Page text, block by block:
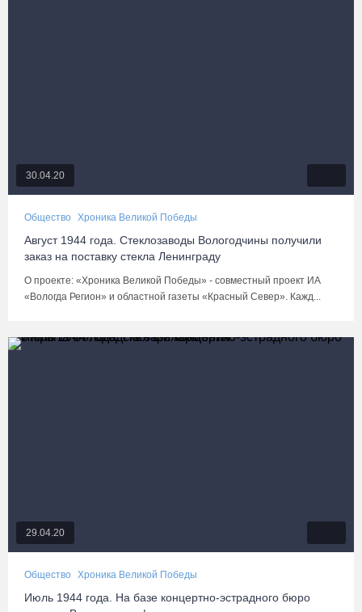
30.04.20
Общество Хроника Великой Победы
Август 1944 года. Стеклозаводы Вологодчины получили
заказ на поставку стекла Ленинграду
О проекте: «Хроника Великой Победы» - совместный проект ИА
«Вологда Регион» и областной газеты «Красный Север». Кажд...
29.04.20
Общество Хроника Великой Победы
Июль 1944 года. На базе концертно-эстрадного бюро